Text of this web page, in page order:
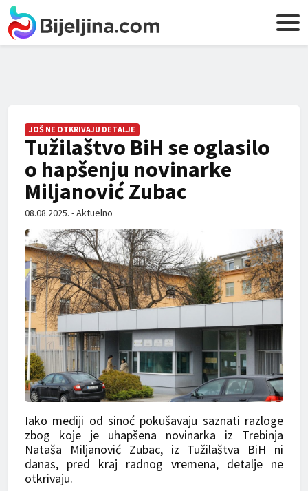
JOŠ NE OTKRIVAJU DETALJE
Tužilaštvo BiH se oglasilo
o hapšenju novinarke
Miljanović Zubac
08.08.2025. - Aktuelno
Iako mediji od sinoć pokušavaju saznati razloge
zbog koje je uhapšena novinarka iz Trebinja
Nataša Miljanović Zubac, iz Tužilaštva BiH ni
danas, pred kraj radnog vremena, detalje ne
otkrivaju.